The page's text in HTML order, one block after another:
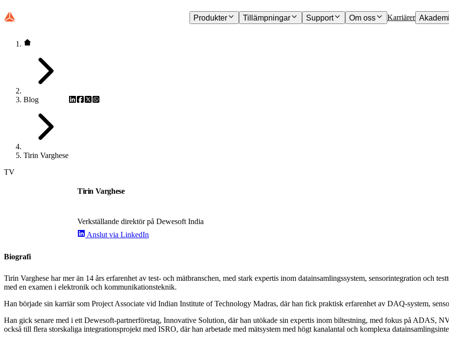
Produkter Tillämpningar Support Om oss Karriärer Akademi
Blog
Tirin Varghese
TV
Tirin Varghese
Verkställande direktör på Dewesoft India
Anslut via LinkedIn
Biografi
Tirin Varghese har mer än 14 års erfarenhet av test- och mätbranschen, med stark expertis inom datainsamlingssystem, sensorintegration och
med en examen i elektronik och kommunikationsteknik.
Han började sin karriär som Project Associate vid Indian Institute of Technology Madras, där han fick praktisk erfarenhet av DAQ-system,
Han gick senare med i ett Dewesoft-partnerföretag, Innovative Solution, där han utökade sin expertis inom biltestning, med fokus på ADAS,
också till flera storskaliga integrationsprojekt med ISRO, där han arbetade med mätsystem med högt kanalantal och komplexa